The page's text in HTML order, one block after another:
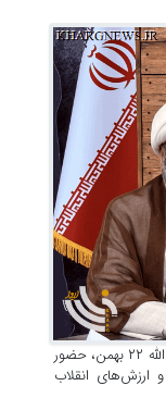
امام جمعه خارگ با تأکید بر اهمیت راهپیمایی یوم‌الله ۲۲ بهمن، حضور
ارزش‌های انقلاب